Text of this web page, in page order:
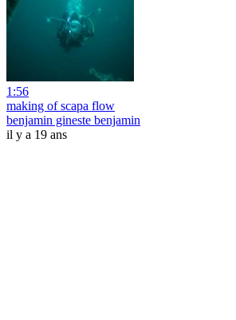
1:56
making of scapa flow
benjamin gineste benjamin
il y a 19 ans